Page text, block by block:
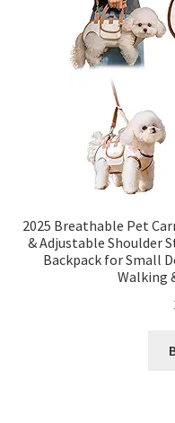
2025 Breathable Pet
& Adjustable Shoulder
Backpack for Small
Walking